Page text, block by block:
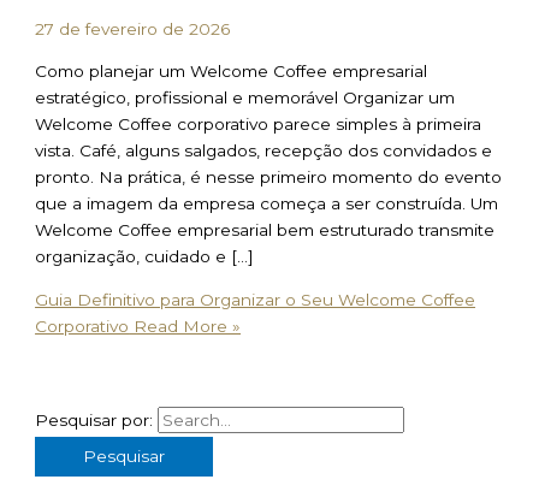
27 de fevereiro de 2026
Como planejar um Welcome Coffee empresarial
estratégico, profissional e memorável Organizar um
Welcome Coffee corporativo parece simples à primeira
vista. Café, alguns salgados, recepção dos convidados e
pronto. Na prática, é nesse primeiro momento do evento
que a imagem da empresa começa a ser construída. Um
Welcome Coffee empresarial bem estruturado transmite
organização, cuidado e […]
Guia Definitivo para Organizar o Seu Welcome Coffee
Corporativo Read More »
Pesquisar por: